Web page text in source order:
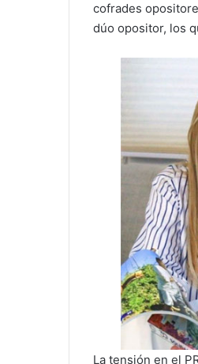
cofrades
dúo opositor, los
La tensión en el